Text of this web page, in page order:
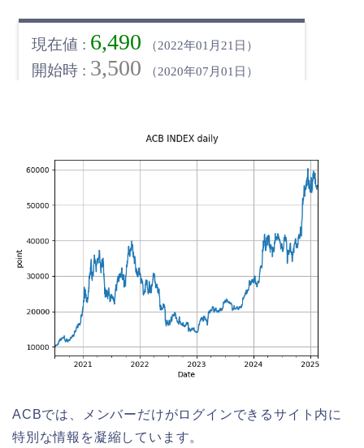
ACBでは、メンバーだけがログインできるサイト内に
特別な情報を凝縮しています。